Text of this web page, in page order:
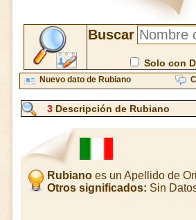
Buscar
Solo con
Nuevo dato de Rubiano
3Descripción de Rubiano
Rubiano es un Apellido de
Otros significados: Sin